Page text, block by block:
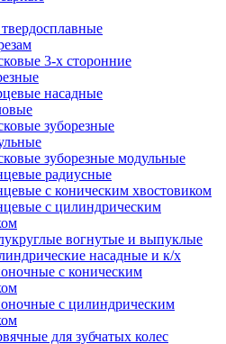
3-х сторонние
насадные
зуборезные
зуборезные модульные
радиусные
с коническим хвостовиком
с цилиндрическим
вогнутые и выпуклые
насадные и к/х
с коническим
с цилиндрическим
для зубчатых колес